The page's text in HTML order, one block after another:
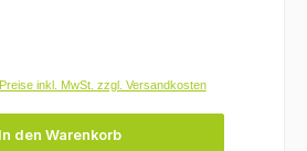
Preise inkl. MwSt. zzgl. Versandkosten
In den Warenkorb